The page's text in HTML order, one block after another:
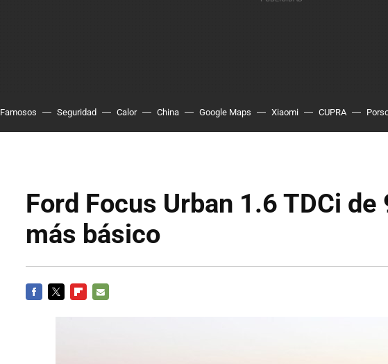
Famosos Seguridad Calor China Google Maps Xiaomi CUPRA
Ford Focus Urban 1.6 TDCi de
más básico